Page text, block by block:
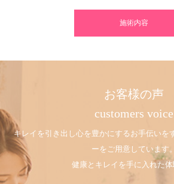
施術内容
お客様の声
customers voice
キレイを引き出し心を豊かにするお手伝いを
ーをご用意しています。
健康とキレイを手に入れた体